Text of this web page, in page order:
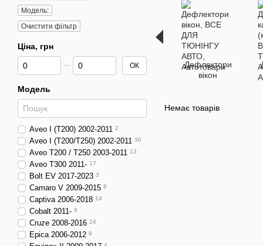
Дефлектори
вікон
Немає товарів
Модель:
Очистити фільтр
Ціна, грн
Від Ціна, грн
До Ціна, грн ОК
Модель
Aveo I (T200) 2002-2011 2
Aveo I (T200/T250) 2002-2011 30
Aveo T200 / T250 2003-2011 13
Aveo T300 2011- 17
Bolt EV 2017-2023 3
Camaro V 2009-2015 6
Captiva 2006-2018 14
Cobalt 2011- 6
Cruze 2008-2016 24
Epica 2006-2012 9